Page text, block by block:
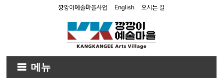
깡깡이예술마을사업 English 오시는 길
메뉴